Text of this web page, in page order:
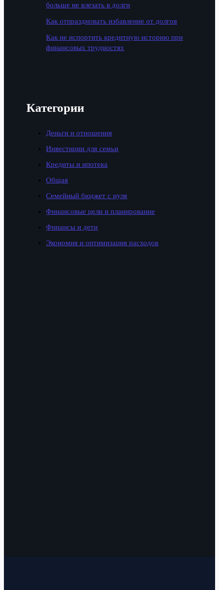
больше не влезать в долги
Как отпраздновать избавление от долгов
Как не испортить кредитную историю при
финансовых трудностях
Категории
Деньги и отношения
Инвестиции для семьи
Кредиты и ипотека
Общая
Семейный бюджет с нуля
Финансовые цели и планирование
Финансы и дети
Экономия и оптимизация расходов